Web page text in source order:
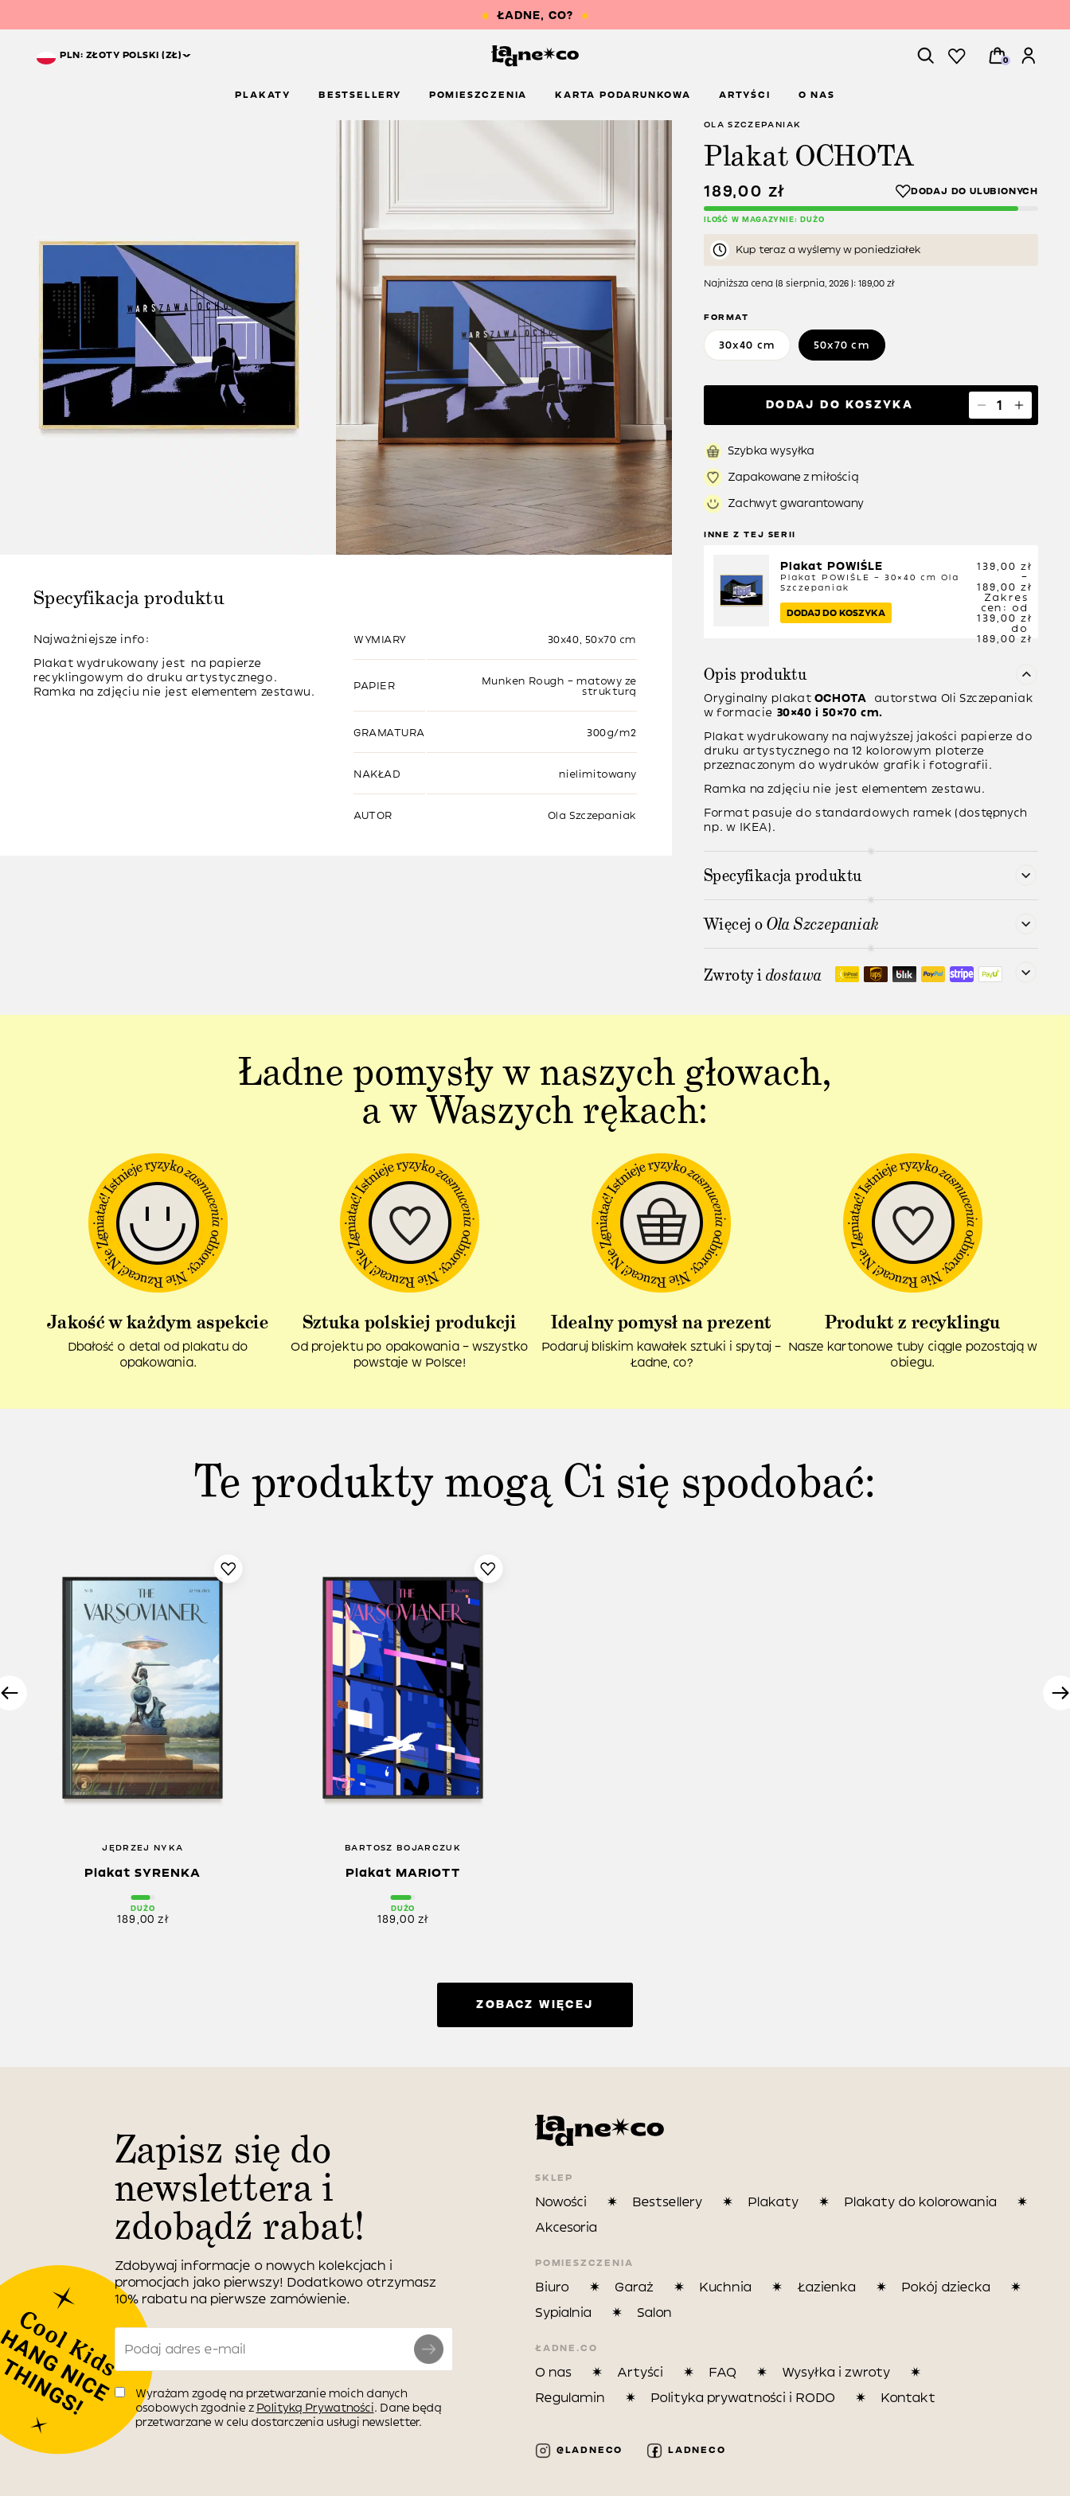
PLN: ZŁOTY POLSKI (ZŁ)^
0
PLAKATY BESTSELLERY POMIESZCZENIA KARTA PODARUNKOWA ARTYŚCI O NAS
Specyfikacja produktu
Najważniejsze info:
Plakat wydrukowany jest na papierze
recyklingowym do druku artystycznego.
Ramka na zdjęciu nie jest elementem zestawu.
WYMIARY 30x40, 50x70 cm
PAPIER
Munken Rough – matowy ze
strukturą
GRAMATURA 300g/m2
NAKŁAD nielimitowany
AUTOR Ola Szczepaniak
OLA SZCZEPANIAK
Plakat OCHOTA
189,00 zł
ILOŚĆ W MAGAZYNIE: DUŻO
Kup teraz a wyślemy w poniedziałek
Najniższa cena (8 sierpnia, 2026 ): 189,00 zł
FORMAT
30x40 cm 50x70 cm
DODAJ DO KOSZYKA
Szybka wysyłka
Zapakowane z miłością
Zachwyt gwarantowany
INNE Z TEJ SERII
Plakat POWIŚLE
Plakat POWIŚLE – 30×40 cm Ola
Szczepaniak
139,00 zł
–
189,00 zł
Zakres
cen: od
139,00 zł
do
189,00 zł
DODAJ DO KOSZYKA
Opis produktu
Oryginalny plakat OCHOTA autorstwa Oli Szczepaniak
w formacie 30×40 i 50×70 cm.
Plakat wydrukowany na najwyższej jakości papierze do
druku artystycznego na 12 kolorowym ploterze
przeznaczonym do wydruków grafik i fotografii.
Ramka na zdjęciu nie jest elementem zestawu.
Format pasuje do standardowych ramek (dostępnych
np. w IKEA).
Specyfikacja produktu
Więcej oOla Szczepaniak
Zwroty idostawa
Ładne pomysły w naszych głowach,
a w Waszych rękach:
Jakość w każdym aspekcie
Dbałość o detal od plakatu do
opakowania.
Sztuka polskiej produkcji
Od projektu po opakowania – wszystko
powstaje w Polsce!
Idealny pomysł na prezent
Podaruj bliskim kawałek sztuki i spytaj –
Ładne, co?
Produkt z recyklingu
Nasze kartonowe tuby ciągle pozostają w
obiegu.
Te produkty mogą Ci się spodobać:
JĘDRZEJ NYKA
Plakat SYRENKA
DUŻO
189,00zł
BARTOSZ BOJARCZUK
Plakat MARIOTT
DUŻO
189,00zł
ZOBACZ WIĘCEJ
Zapisz się do
newslettera i
zdobądź rabat!
Zdobywaj informacje o nowych kolekcjach i
promocjach jako pierwszy! Dodatkowo otrzymasz
10% rabatu na pierwsze zamówienie.
Wyrażam zgodę na przetwarzanie moich danych
osobowych zgodnie z Polityką Prywatności. Dane będą
przetwarzane w celu dostarczenia usługi newsletter.
SKLEP
Nowości Bestsellery Plakaty
Plakaty do kolorowania
Akcesoria
POMIESZCZENIA
Biuro Garaż Kuchnia Łazienka
Pokój dziecka
Sypialnia
Salon
ŁADNE.CO
O nas Artyści FAQ
Wysyłka i zwroty
Regulamin
Polityka prywatności i RODO Kontakt
@LADNECO LADNECO